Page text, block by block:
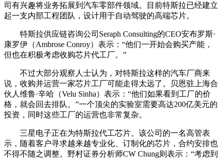
司有兴趣将业务拓展到汽车零部件领域。目前特斯拉已经建立
起一支内部工程团队，设计用于自动驾驶的高端芯片。
特斯拉供应链咨询公司Seraph Consulting的CEO安布罗斯·
康罗伊（Ambrose Conroy）表示：“他们一开始会购买产能，
但也在积极考虑收购芯片代工厂。”
不过大部分观察人士认为，对特斯拉这样的汽车厂商来
说，收购并运营一家芯片工厂可能走得太远了。贝恩驻上海合
伙人维鲁·辛哈（Velu Sinha）表示：“他们如果看到工厂的价
格，就会回去排队。”一个顶尖的实验室需要高达200亿美元的
投资，同时这些工厂的运营也非常复杂。
三星电子正在为特斯拉代工芯片。该公司的一名高管表
示，随着客户寻求越来越专业化、订制化的芯片，合约安排也
不得不随之调整。野村证券分析师CW Chung则表示：“考虑到